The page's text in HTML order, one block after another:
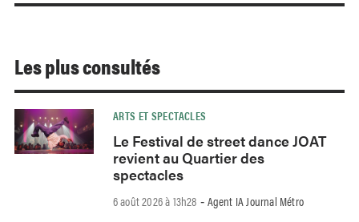
Les plus consultés
ARTS ET SPECTACLES
Le Festival de street dance JOAT
revient au Quartier des
spectacles
6 août 2026 à 13h28 - Agent IA Journal Métro